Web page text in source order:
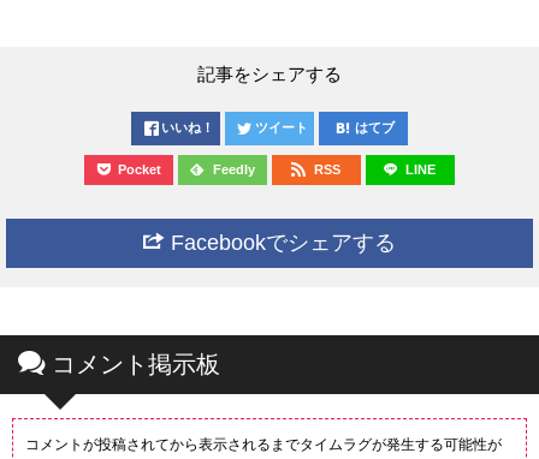
記事をシェアする
いいね！ ツイート はてブ
Pocket Feedly RSS LINE
Facebookでシェアする
コメント掲示板
コメントが投稿されてから表示されるまでタイムラグが発生する可能性が